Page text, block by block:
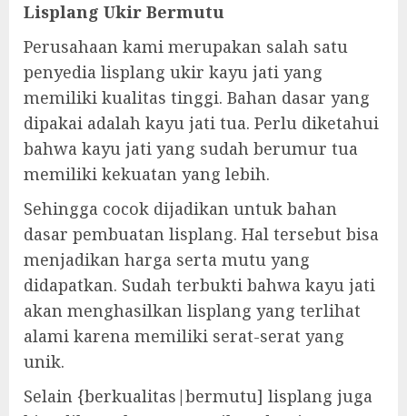
Lisplang Ukir Bermutu
Perusahaan kami merupakan salah satu
penyedia lisplang ukir kayu jati yang
memiliki kualitas tinggi. Bahan dasar yang
dipakai adalah kayu jati tua. Perlu diketahui
bahwa kayu jati yang sudah berumur tua
memiliki kekuatan yang lebih.
Sehingga cocok dijadikan untuk bahan
dasar pembuatan lisplang. Hal tersebut bisa
menjadikan harga serta mutu yang
didapatkan. Sudah terbukti bahwa kayu jati
akan menghasilkan lisplang yang terlihat
alami karena memiliki serat-serat yang
unik.
Selain {berkualitas|bermutu] lisplang juga